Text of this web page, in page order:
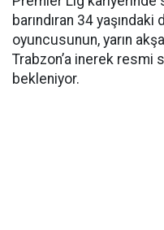
barındıran 34
oyuncusunun, yarın
Trabzon’a inerek resmi
bekleniyor.